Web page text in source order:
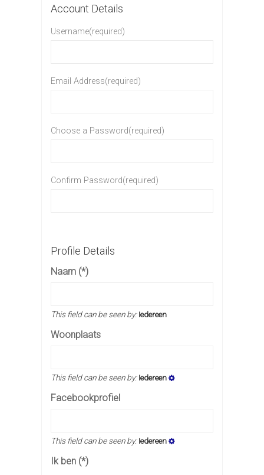
Account Details
Username(required)
Email Address(required)
Choose a Password(required)
Confirm Password(required)
Profile Details
Naam (*)
This field can be seen by:Iedereen
Woonplaats
This field can be seen by:Iedereen
Facebookprofiel
This field can be seen by:Iedereen
Ik ben (*)